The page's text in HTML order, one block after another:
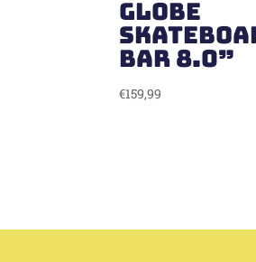
Globe
Bar 8.0”
€159,99